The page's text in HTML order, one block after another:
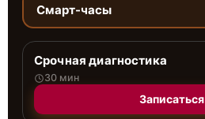
Смарт-часы
Срочная диагностика
30 мин
Записаться